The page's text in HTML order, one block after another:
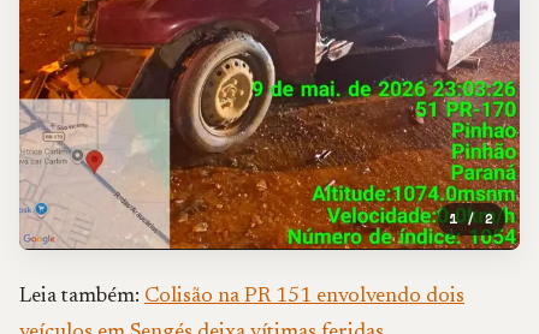
1 / 2
Leia também: Colisão na PR 151 envolvendo dois